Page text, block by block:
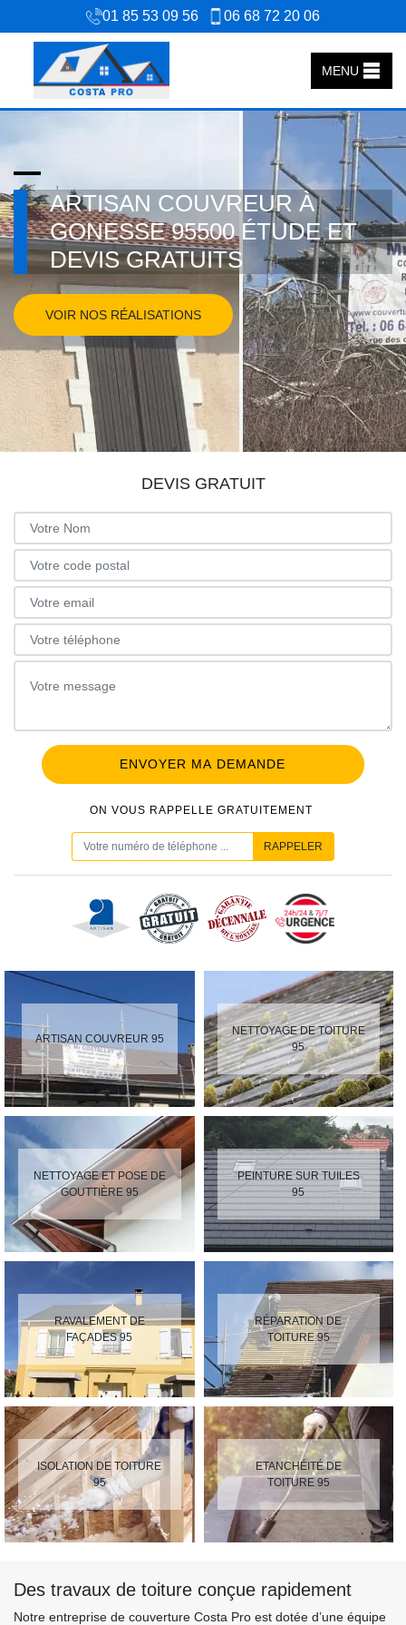
01 85 53 09 56 06 68 72 20 06
MENU
ARTISAN COUVREUR À
GONESSE 95500 ÉTUDE ET
DEVIS GRATUITS
VOIR NOS RÉALISATIONS
DEVIS GRATUIT
ON VOUS RAPPELLE GRATUITEMENT
ARTISAN COUVREUR 95
NETTOYAGE DE TOITURE
95
NETTOYAGE ET POSE DE
GOUTTIÈRE 95
PEINTURE SUR TUILES
95
RAVALEMENT DE
FAÇADES 95
RÉPARATION DE
TOITURE 95
ISOLATION DE TOITURE
95
ETANCHÉITÉ DE
TOITURE 95
Des travaux de toiture conçue rapidement
Notre entreprise de couverture Costa Pro est dotée d’une équipe